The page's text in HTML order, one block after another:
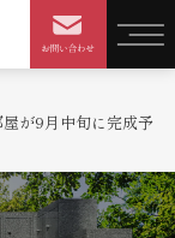
屋が9月中旬に完成予